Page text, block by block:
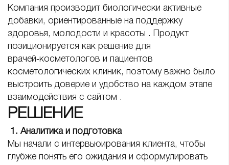
Компания производит биологически активные
добавки, ориентированные на поддержку
здоровья, молодости и красоты . Продукт
позиционируется как решение для
врачей‑косметологов и пациентов
косметологических клиник, поэтому важно было
выстроить доверие и удобство на каждом этапе
взаимодействия с сайтом .
РЕШЕНИЕ
1. Аналитика и подготовка
Мы начали с интервьюирования клиента, чтобы
глубже понять его ожидания и сформулировать